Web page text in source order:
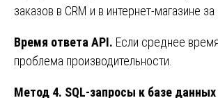
заказов в CRM и в интернет-магазине за
Время ответа API. Если среднее
проблема производительности.
Метод 4. SQL-запросы к базе